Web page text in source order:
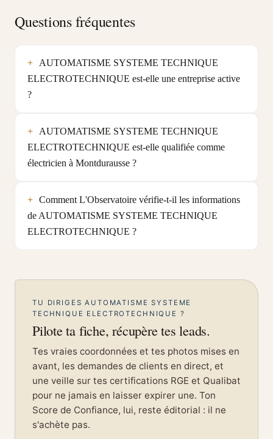
Questions fréquentes
AUTOMATISME SYSTEME TECHNIQUE
ELECTROTECHNIQUE est-elle une entreprise active
?
AUTOMATISME SYSTEME TECHNIQUE
ELECTROTECHNIQUE est-elle qualifiée comme
électricien à Montdurausse ?
Comment L'Observatoire vérifie-t-il les informations
de AUTOMATISME SYSTEME TECHNIQUE
ELECTROTECHNIQUE ?
TU DIRIGES AUTOMATISME SYSTEME
TECHNIQUE ELECTROTECHNIQUE ?
Pilote ta fiche, récupère tes leads.
Tes vraies coordonnées et tes photos mises en
avant, les demandes de clients en direct, et
une veille sur tes certifications RGE et Qualibat
pour ne jamais en laisser expirer une. Ton
Score de Confiance, lui, reste éditorial : il ne
s'achète pas.